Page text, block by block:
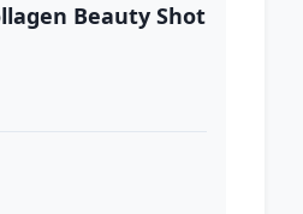
Beauty Shot